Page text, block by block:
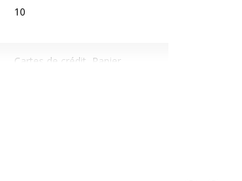
10
Cartes de crédit, Papier,